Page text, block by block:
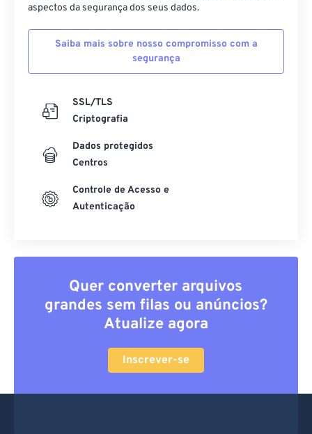
aspectos da segurança dos seus dados.
Saiba mais sobre nosso compromisso com a
segurança
SSL/TLS
Criptografia
Dados protegidos
Centros
Controle de Acesso e
Autenticação
Quer converter arquivos
grandes sem filas ou anúncios?
Atualize agora
Inscrever-se